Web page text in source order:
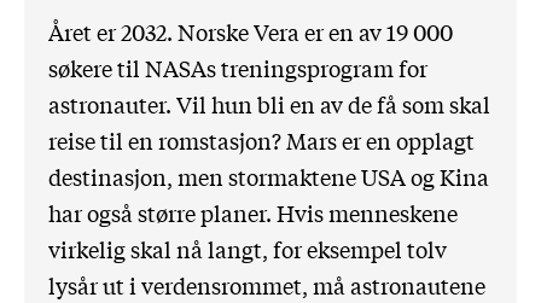
Året er 2032. Norske Vera er en av 19 000
søkere til NASAs treningsprogram for
astronauter. Vil hun bli en av de få som skal
reise til en romstasjon? Mars er en opplagt
destinasjon, men stormaktene USA og Kina
har også større planer. Hvis menneskene
virkelig skal nå langt, for eksempel tolv
lysår ut i verdensrommet, må astronautene